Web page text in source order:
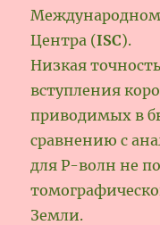
Международном
Центра (ISC).
Низкая
вступления
приводимых в
сравнению с
для Р-волн не
Земли.